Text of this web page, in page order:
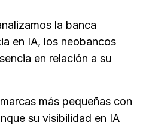
la banca
en IA, los neobancos
en relación a su
más pequeñas con
su visibilidad en IA